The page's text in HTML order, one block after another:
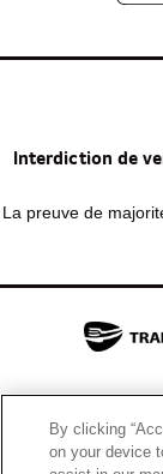
Interdiction de
La preuve de
By clicking
on your device